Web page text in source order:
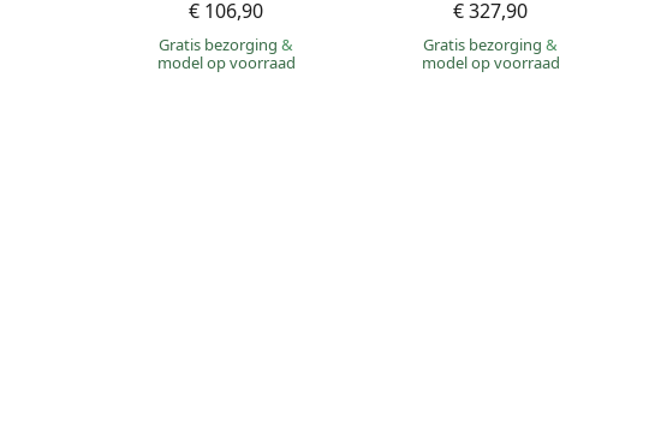
€ 106,90
Gratis bezorging&
model op voorraad
€ 327,90
Gratis bezorging&
model op voorraad